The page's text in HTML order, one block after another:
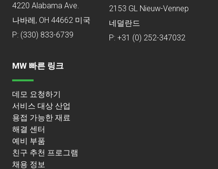
투명 소재로 만든 가볍고 통풍
4220 Alabama Ave.
나바레, OH 44662 미국
P: (330) 833-6739
2153 GL Nieuw-Vennep
네덜란드
P: +31 (0) 252-347032
MW 빠른 링크
데모 요청하기
서비스 대상 산업
용접 가능한 재료
해결 센터
예비 부품
친구 추천 프로그램
채용 정보